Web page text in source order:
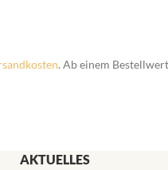
. Ab einem
AKTUELLES